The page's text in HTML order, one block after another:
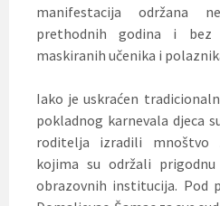
manifestacija održana
prethodnih godina i bez
maskiranih učenika i
Iako je uskraćen
pokladnog karnevala djeca
roditelja izradili mnoštvo
kojima su održali
obrazovnih institucija. Pod